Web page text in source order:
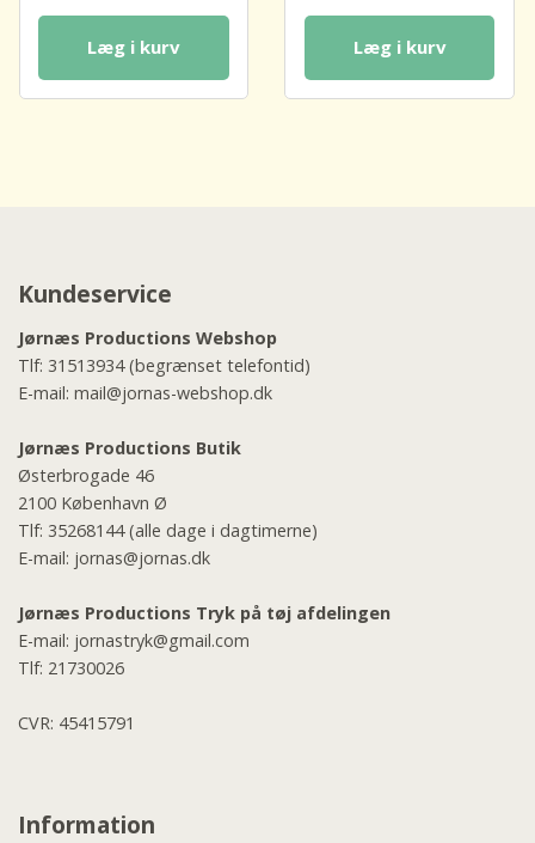
Læg i kurv Læg i kurv
Kundeservice
Jørnæs Productions Webshop
Tlf: 31513934(begrænset telefontid)
E-mail: mail@jornas-webshop.dk
Jørnæs Productions Butik
Østerbrogade 46
2100 København Ø
Tlf: 35268144(alle dage i dagtimerne)
E-mail: jornas@jornas.dk
Jørnæs Productions Tryk på tøj afdelingen
E-mail: jornastryk@gmail.com
Tlf: 21730026
CVR: 45415791
Information